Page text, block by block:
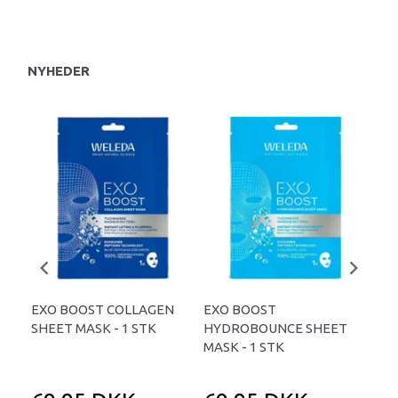
NYHEDER
EXO BOOST COLLAGEN
SHEET MASK - 1 STK
EXO BOOST
HYDROBOUNCE SHEET
MASK - 1 STK